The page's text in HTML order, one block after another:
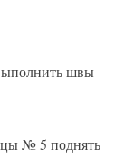
швы
№ 5 поднять